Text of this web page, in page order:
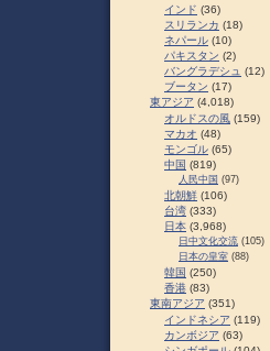
インド (36)
スリランカ (18)
ネパール (10)
パキスタン (2)
バングラデシュ (12)
ブータン (17)
東アジア (4,018)
オルドスの風 (159)
マカオ (48)
モンゴル (65)
中国 (819)
人民中国 (97)
北朝鮮 (106)
台湾 (333)
日本 (3,968)
日中文化交流 (105)
日本の皇室 (88)
韓国 (250)
香港 (83)
東南アジア (351)
インドネシア (119)
カンボジア (63)